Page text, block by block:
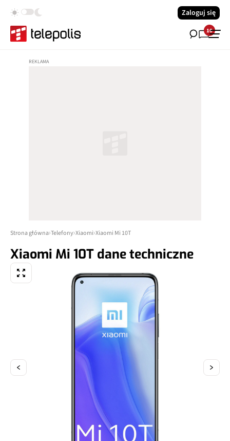
Zaloguj się
10
Strona główna Telefony Xiaomi Xiaomi Mi 10T
Xiaomi Mi 10T dane techniczne